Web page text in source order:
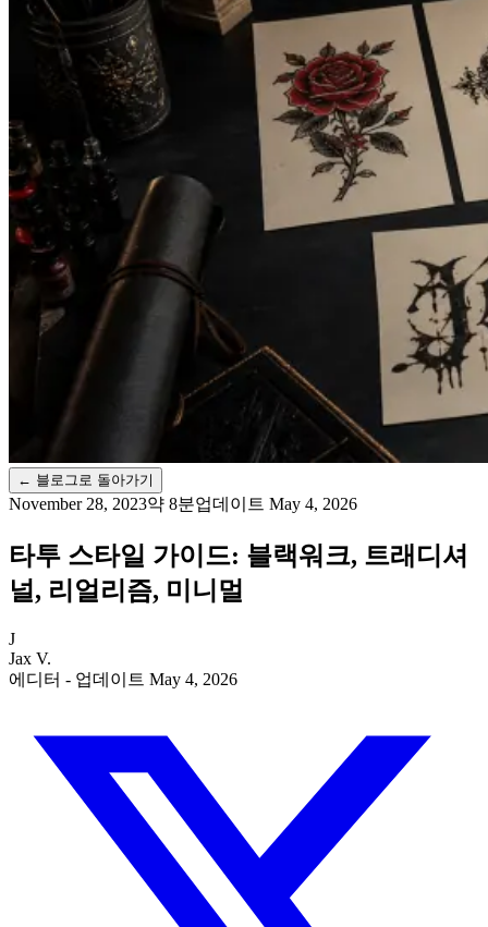
← 블로그로 돌아가기
November 28, 2023약 8분업데이트 May 4, 2026
타투 스타일 가이드: 블랙워크, 트래디셔
널, 리얼리즘, 미니멀
J
Jax V.
에디터 - 업데이트 May 4, 2026